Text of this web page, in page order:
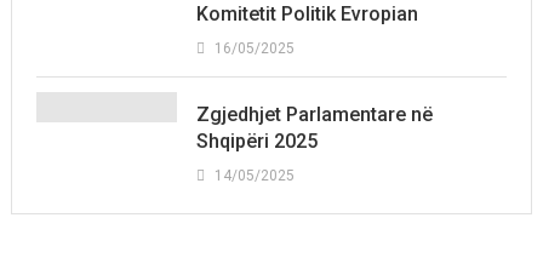
Komitetit Politik Evropian
16/05/2025
Zgjedhjet Parlamentare në
Shqipëri 2025
14/05/2025